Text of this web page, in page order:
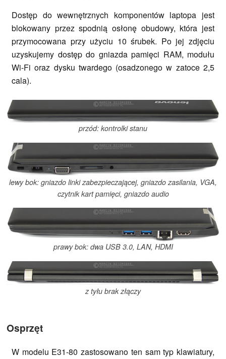
Dostęp do wewnętrznych komponentów laptopa jest
blokowany przez spodnią osłonę obudowy, która jest
przymocowana przy użyciu 10 śrubek. Po jej zdjęciu
uzyskujemy dostęp do gniazda pamięci RAM, modułu
Wi-Fi oraz dysku twardego (osadzonego w zatoce 2,5
cala).
przód: kontrolki stanu
lewy bok: gniazdo linki zabezpieczającej, gniazdo zasilania, VGA,
czytnik kart pamięci, gniazdo audio
prawy bok: dwa USB 3.0, LAN, HDMI
z tyłu brak złączy
Osprzęt
W modelu E31-80 zastosowano ten sam typ klawiatury,